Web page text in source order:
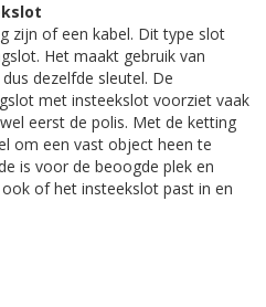
zijn of een kabel. Dit type slot
Het maakt gebruik van
dezelfde sleutel. De
met insteekslot voorziet vaak
eerst de polis. Met de ketting
om een vast object heen te
is voor de beoogde plek en
of het insteekslot past in en